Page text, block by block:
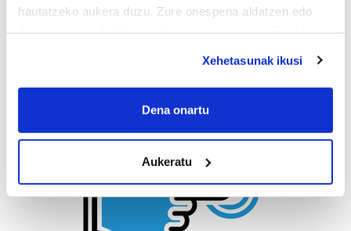
hautatzeko aukera duzu. Zure onespena aldatzen edo
If you allow, we would also like to:
Collect information about your geographical
meters
Identify your device by actively scanning it for
specific characteristics (fingerprinting)
Find out more about how your personal data is processed
and set your preferences in the
details section
Xehetasunak ikusi
Dena onartu
Aukeratu